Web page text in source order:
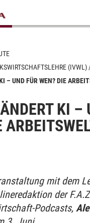
(IVWL)
– UND FÜR WEN? DIE
KI –
mit dem
der
Podcasts,